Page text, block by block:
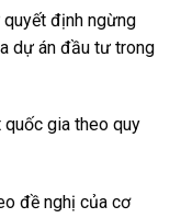
định ngừng
dự án đầu tư trong
gia theo quy
đề nghị của cơ